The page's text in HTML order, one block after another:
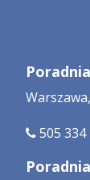
505 334